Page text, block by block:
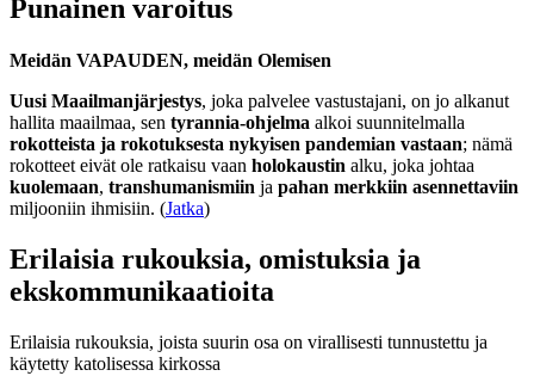
Punainen varoitus
Meidän VAPAUDEN, meidän Olemisen
Uusi Maailmanjärjestys, joka palvelee vastustajani, on jo alkanut
hallita maailmaa, sen tyrannia-ohjelma alkoi suunnitelmalla
rokotteista ja rokotuksesta nykyisen pandemian vastaan; nämä
rokotteet eivät ole ratkaisu vaan holokaustin alku, joka johtaa
kuolemaan, transhumanismiin ja pahan merkkiin asennettaviin
miljooniin ihmisiin. (Jatka)
Erilaisia rukouksia, omistuksia ja
ekskommunikaatioita
Erilaisia rukouksia, joista suurin osa on virallisesti tunnustettu ja
käytetty katolisessa kirkossa